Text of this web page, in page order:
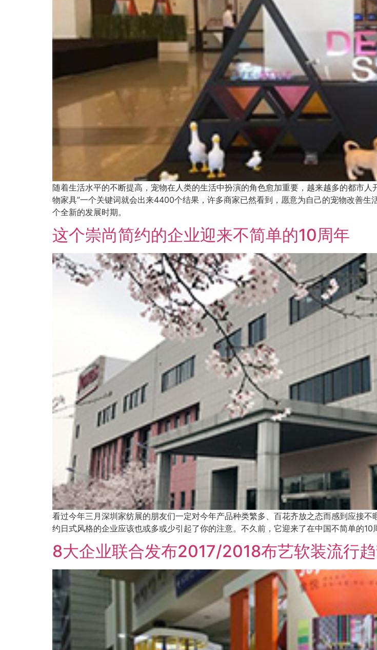
随着生活水平的不断提高，宠物在人类的生活中扮演的角色愈加重要，越来越多的都市
物家具”一个关键词就会出来4400个结果，许多商家已然看到，愿意为自己的宠物改善
个全新的发展时期。
这个崇尚简约的企业迎来不简单的10周年
看过今年三月深圳家纺展的朋友们一定对今年产品种类繁多、百花齐放之态而感到应接
约日式风格的企业应该也或多或少引起了你的注意。不久前，它迎来了在中国不简单的10
8大企业联合发布2017/2018布艺软装流行